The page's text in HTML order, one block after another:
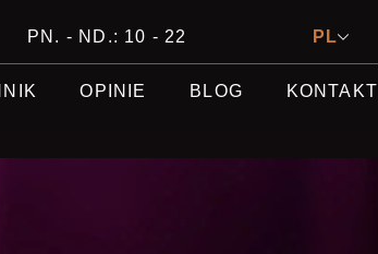
PN. - ND.: 10 - 22 PL
OPINIE BLOG KONTAKT